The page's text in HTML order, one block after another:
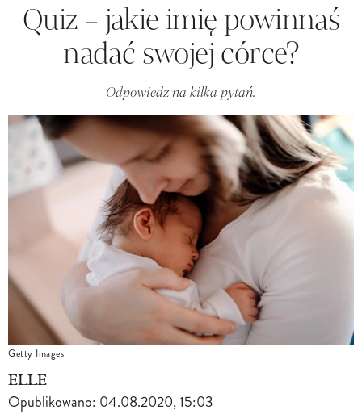
Quiz – jakie imię powinnaś
nadać swojej córce?
Odpowiedz na kilka pytań.
Getty Images
ELLE
Opublikowano: 04.08.2020, 15:03